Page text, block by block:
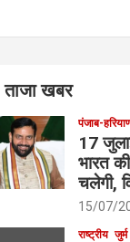
ताजा खबर
पंजाब-
17
भारत
चलेगी,
15/07/
राष्ट्रीय जुर्म